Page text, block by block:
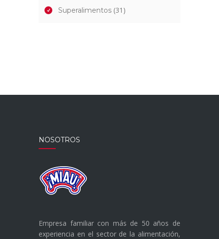
Superalimentos (31)
NOSOTROS
Empresa familiar con más de 50 años de
experiencia en el sector de la alimentación,